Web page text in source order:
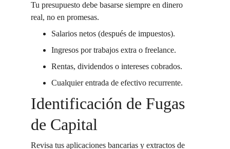
Tu presupuesto debe basarse siempre en dinero
real, no en promesas.
Salarios netos (después de impuestos).
Ingresos por trabajos extra o freelance.
Rentas, dividendos o intereses cobrados.
Cualquier entrada de efectivo recurrente.
Identificación de Fugas
de Capital
Revisa tus aplicaciones bancarias y extractos de